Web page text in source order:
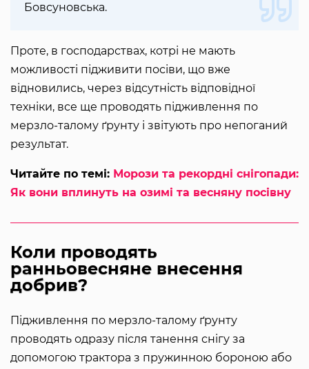
Бовсуновська.
Проте, в господарствах, котрі не мають
можливості підживити посіви, що вже
відновились, через відсутність відповідної
техніки, все ще проводять підживлення по
мерзло-талому ґрунту і звітують про непоганий
результат.
Читайте по темі: Морози та рекордні снігопади:
Як вони вплинуть на озимі та весняну посівну
Коли проводять
ранньовесняне внесення
добрив?
Підживлення по мерзло-талому ґрунту
проводять одразу після танення снігу за
допомогою трактора з пружинною бороною або